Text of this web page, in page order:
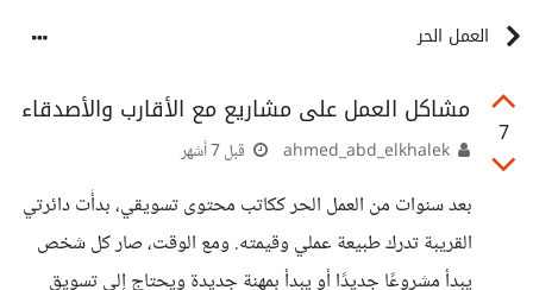
العمل الحر
7
مشاكل العمل على مشاريع مع الأقارب والأصدقاء
قبل 7 أشهر
بعد سنوات من العمل الحر ككاتب محتوى تسويقي، بدأَت دائرتي
القريبة تدرك طبيعة عملي وقيمته. ومع الوقت، صار كل شخص
يبدأ مشروعًا جديدًا أو يبدأ بمهنة جديدة ويحتاج إلى تسويق